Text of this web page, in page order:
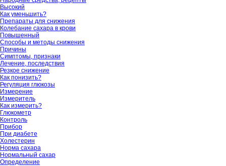
Высокий
Как уменьшить?
Препараты для снижения
Колебание сахара в крови
Повышенный
Способы и методы снижения
Причины
Симптомы, признаки
Лечение, последствия
Резкое снижение
Как понизить?
Регуляция глюкозы
Измерение
Измеритель
Как измерить?
Глюкометр
Контроль
Прибор
При диабете
Холестерин
Норма сахара
Нормальный сахар
Определение